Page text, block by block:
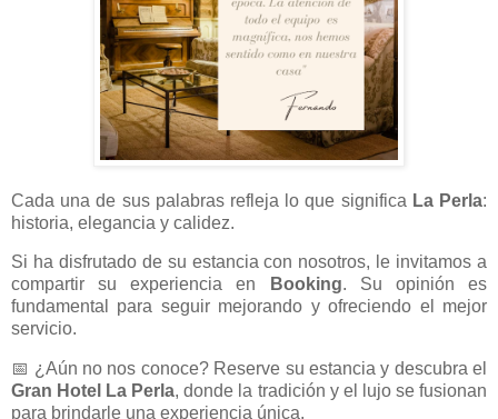
Cada una de sus palabras refleja lo que significa La Perla:
historia, elegancia y calidez.
Si ha disfrutado de su estancia con nosotros, le invitamos a
compartir su experiencia en
Booking. Su opinión es
fundamental para seguir mejorando y ofreciendo el mejor
servicio.
📅 ¿Aún no nos conoce? Reserve su estancia y descubra el
Gran Hotel La Perla, donde la tradición y el lujo se fusionan
para brindarle una experiencia única.